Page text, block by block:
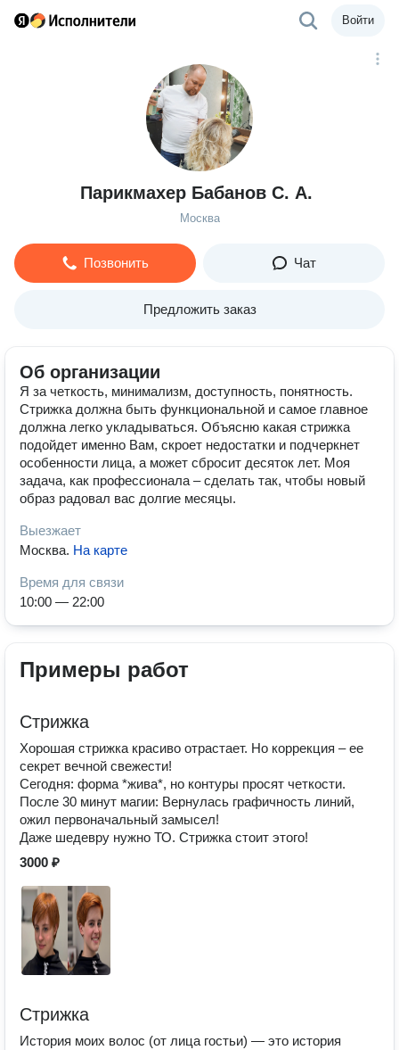
Войти
Парикмахер Бабанов С. А.
Москва
Позвонить Чат
Предложить заказ
Об организации
Я за четкость, минимализм, доступность, понятность.
Стрижка должна быть функциональной и самое главное
должна легко укладываться. Объясню какая стрижка
подойдет именно Вам, скроет недостатки и подчеркнет
особенности лица, а может сбросит десяток лет. Моя
задача, как профессионала – сделать так, чтобы новый
образ радовал вас долгие месяцы.
Выезжает
Москва. На карте
Время для связи
10:00 — 22:00
Примеры работ
Стрижка
Хорошая стрижка красиво отрастает. Но коррекция – ее
секрет вечной свежести!
Сегодня: форма *жива*, но контуры просят четкости.
После 30 минут магии: Вернулась графичность линий,
ожил первоначальный замысел!
Даже шедевру нужно ТО. Стрижка стоит этого!
3000 ₽
Стрижка
История моих волос (от лица гостьи) — это история